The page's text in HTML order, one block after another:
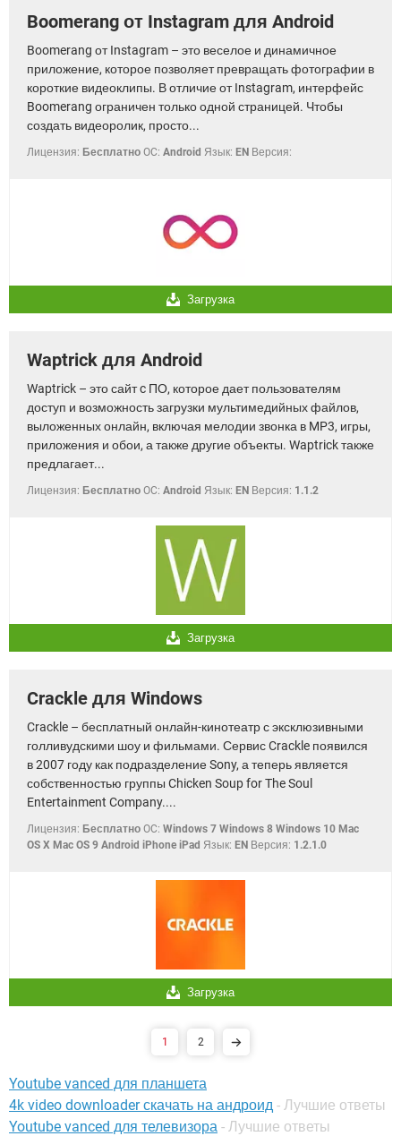
Boomerang от Instagram для Android
Boomerang от Instagram – это веселое и динамичное
приложение, которое позволяет превращать фотографии в
короткие видеоклипы. В отличие от Instagram, интерфейс
Boomerang ограничен только одной страницей. Чтобы
создать видеоролик, просто...
Лицензия: Бесплатно OC: Android Язык: EN Версия:
Загрузка
Waptrick для Android
Waptrick – это сайт c ПО, которое дает пользователям
доступ и возможность загрузки мультимедийных файлов,
выложенных онлайн, включая мелодии звонка в MP3, игры,
приложения и обои, а также другие объекты. Waptrick также
предлагает...
Лицензия: Бесплатно OC: Android Язык: EN Версия: 1.1.2
Загрузка
Crackle для Windows
Crackle – бесплатный онлайн-кинотеатр с эксклюзивными
голливудскими шоу и фильмами. Сервис Crackle появился
в 2007 году как подразделение Sony, а теперь является
собственностью группы Chicken Soup for The Soul
Entertainment Company....
Лицензия: Бесплатно OC: Windows 7 Windows 8 Windows 10 Mac
OS X Mac OS 9 Android iPhone iPad Язык: EN Версия: 1.2.1.0
Загрузка
1 2
Youtube vanced для планшета
4k video downloader скачать на андроид - Лучшие ответы
Youtube vanced для телевизора - Лучшие ответы